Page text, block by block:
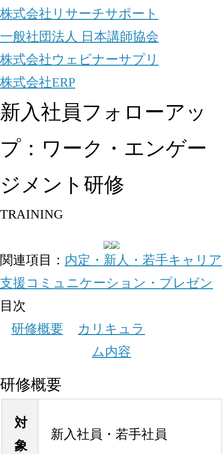
株式会社リサーチサポート
一般社団法人 日本講師協会
株式会社ウェビナーサプリ
株式会社ERP
新入社員フォローアッ
プ：ワーク・エンゲー
ジメント研修
TRAINING
関連項目： 内定・新人・若手キャリア
支援 コミュニケーション・プレゼン
目次
研修概要
カリキュラ
ム内容
研修概要
対
象
新入社員・若手社員